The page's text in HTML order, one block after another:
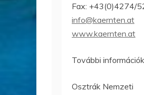
Fax: +43(0)4274/
info@kaernten.at
www.kaernten.at
További
Osztrák Nemzeti